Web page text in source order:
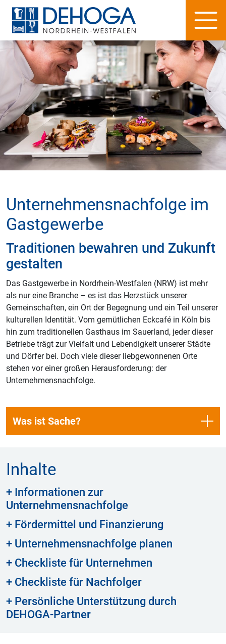
Unternehmensnachfolge im
Gastgewerbe
Traditionen bewahren und Zukunft
gestalten
Das Gastgewerbe in Nordrhein-Westfalen (NRW) ist mehr
als nur eine Branche – es ist das Herzstück unserer
Gemeinschaften, ein Ort der Begegnung und ein Teil unserer
kulturellen Identität. Vom gemütlichen Eckcafé in Köln bis
hin zum traditionellen Gasthaus im Sauerland, jeder dieser
Betriebe trägt zur Vielfalt und Lebendigkeit unserer Städte
und Dörfer bei. Doch viele dieser liebgewonnenen Orte
stehen vor einer großen Herausforderung: der
Unternehmensnachfolge.
Was ist Sache?
Inhalte
+ Informationen zur
Unternehmensnachfolge
+ Fördermittel und Finanzierung
+ Unternehmensnachfolge planen
+ Checkliste für Unternehmen
+ Checkliste für Nachfolger
+ Persönliche Unterstützung durch
DEHOGA-Partner